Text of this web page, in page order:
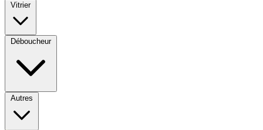
Vitrier
Déboucheur
Autres